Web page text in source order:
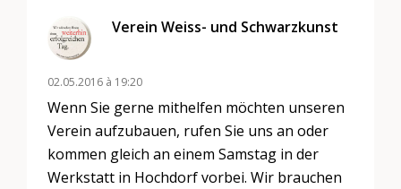
Verein Weiss- und Schwarzkunst
02.05.2016 à 19:20
Wenn Sie gerne mithelfen möchten unseren
Verein aufzubauen, rufen Sie uns an oder
kommen gleich an einem Samstag in der
Werkstatt in Hochdorf vorbei. Wir brauchen